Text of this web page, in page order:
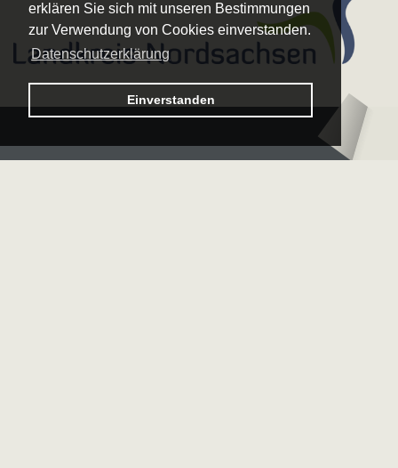
erklären Sie sich mit unseren Bestimmungen
zur Verwendung von Cookies einverstanden.
Datenschutzerklärung
Einverstanden
Logo – Sächsische Bläserphilharmonie
Logo –